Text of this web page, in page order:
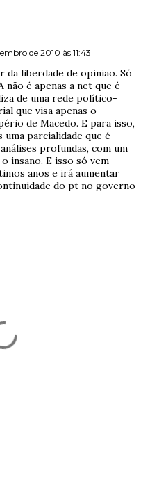
de 2010 às 11:43
da liberdade de opinião. Só
não é apenas a net que é
de uma rede político-
que visa apenas o
de Macedo. E para isso,
uma parcialidade que é
profundas, com um
insano. E isso só vem
anos e irá aumentar
do pt no governo